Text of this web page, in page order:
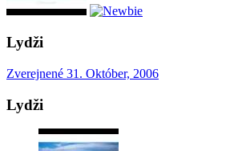
Lydži
Zverejnené 31. Október, 2006
Lydži